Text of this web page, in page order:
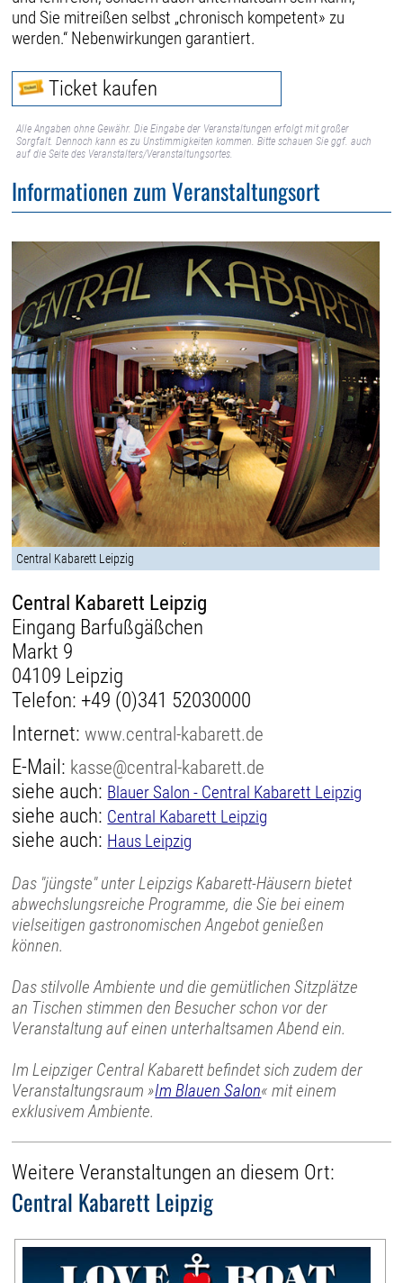
und Sie mitreißen selbst „chronisch kompetent» zu
werden.“ Nebenwirkungen garantiert.
Ticket kaufen
Alle Angaben ohne Gewähr. Die Eingabe der Veranstaltungen erfolgt mit großer
Sorgfalt. Dennoch kann es zu Unstimmigkeiten kommen. Bitte schauen Sie ggf. auch
auf die Seite des Veranstalters/Veranstaltungsortes.
Informationen zum Veranstaltungsort
Central Kabarett Leipzig
Central Kabarett Leipzig
Eingang Barfußgäßchen
Markt 9
04109 Leipzig
Telefon: +49 (0)341 52030000
Internet:www.central-kabarett.de
E-Mail: kasse@central-kabarett.de
siehe auch: Blauer Salon - Central Kabarett Leipzig
siehe auch: Central Kabarett Leipzig
siehe auch: Haus Leipzig
Das "jüngste" unter Leipzigs Kabarett-Häusern bietet
abwechslungsreiche Programme, die Sie bei einem
vielseitigen gastronomischen Angebot genießen
können.
Das stilvolle Ambiente und die gemütlichen Sitzplätze
an Tischen stimmen den Besucher schon vor der
Veranstaltung auf einen unterhaltsamen Abend ein.
Im Leipziger Central Kabarett befindet sich zudem der
Veranstaltungsraum »Im Blauen Salon« mit einem
exklusivem Ambiente.
Weitere Veranstaltungen an diesem Ort:
Central Kabarett Leipzig